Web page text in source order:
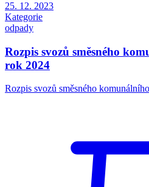
25. 12. 2023
Kategorie
odpady
Rozpis svozů směsného
rok 2024
Rozpis svozů směsného